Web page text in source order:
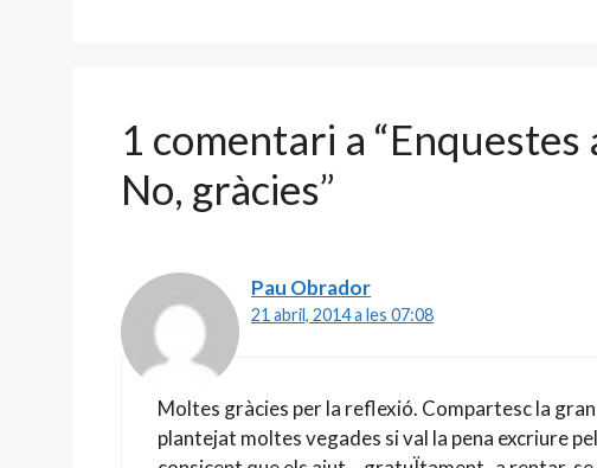
1 comentari a
No, gràcies”
Pau Obrador
21 abril, 2014 a les 07:08
Moltes gràcies per la reflexió. Compartesc la gran
plantejat moltes vegades si val la pena excriure